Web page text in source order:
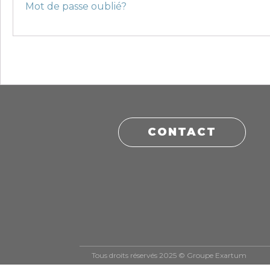
Mot de passe oublié?
CONTACT
Tous droits réservés 2025 © Groupe Exartum